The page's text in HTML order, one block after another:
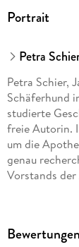
Portrait
Petra
Petra Schier,
Schäferhund
studierte
freie Autorin.
um die
genau
Vorstands
Bewertungen